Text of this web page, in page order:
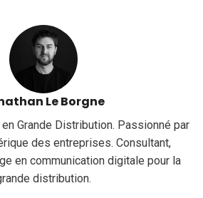
Le Borgne
Grande Distribution. Passionné par
des entreprises. Consultant,
en communication digitale pour la
distribution.